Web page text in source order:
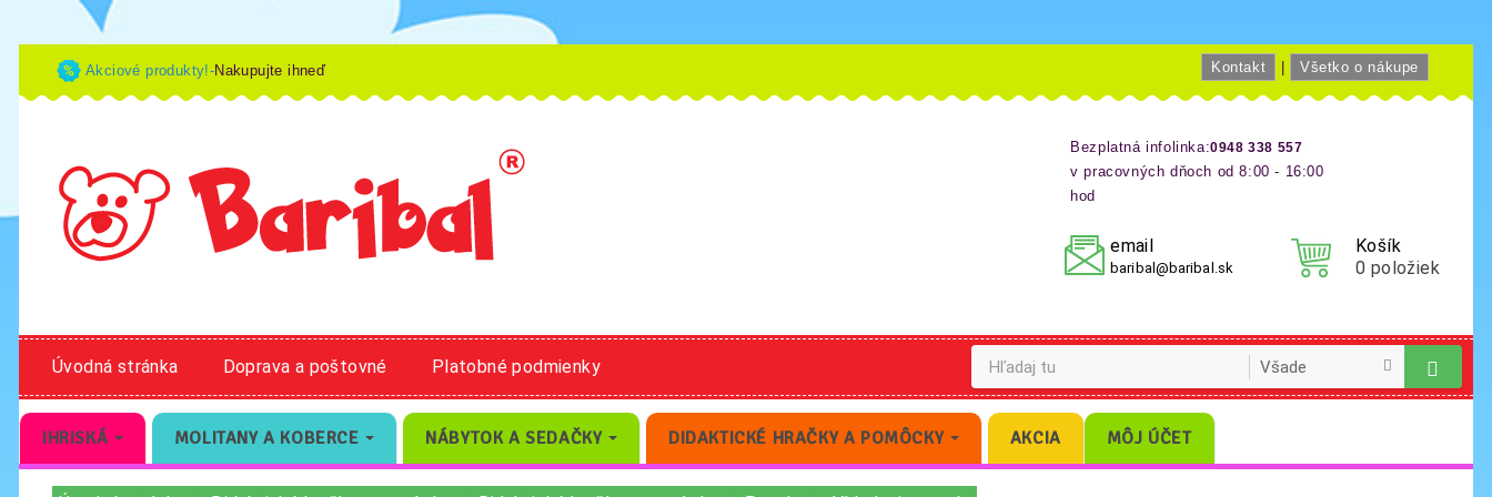
Akciové produkty!-Nakupujte ihneď Kontakt Všetko o nákupe
Bezplatná infolinka:0948 338 557
v pracovných dňoch od 8:00 - 16:00
hod
Košík
0 položiek
email
baribal@baribal.sk
Úvodná stránka Doprava a poštovné Platobné podmienky
IHRISKÁ MOLITANY A KOBERCE NÁBYTOK A SEDAČKY DIDAKTICKÉ HRAČKY A POMÔCKY AKCIA MÔJ ÚČET